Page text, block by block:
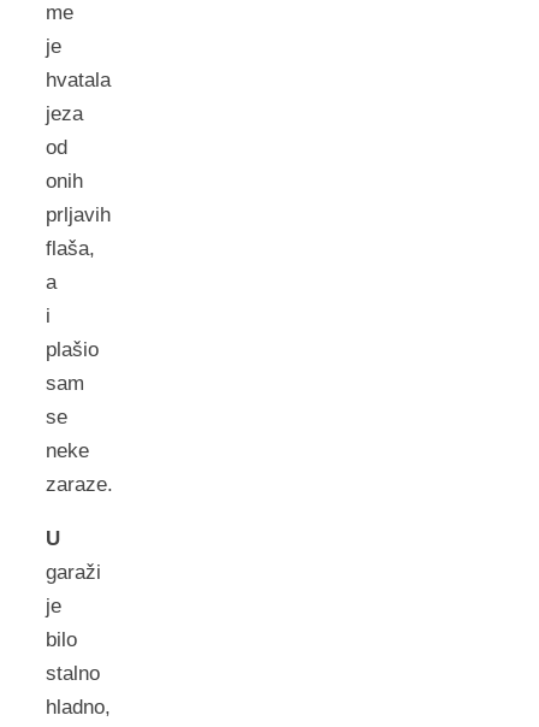
me
je
hvatala
jeza
od
onih
prljavih
flaša,
a
i
plašio
sam
se
neke
zaraze.
U
garaži
je
bilo
stalno
hladno,